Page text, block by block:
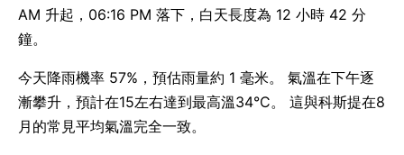
AM 升起，06:16 PM 落下，白天長度為 12 小時 42 分
鐘。
今天降雨機率 57%，預估雨量約 1 毫米。 氣溫在下午逐
漸攀升，預計在15左右達到最高溫34°C。 這與科斯提在8
月的常見平均氣溫完全一致。